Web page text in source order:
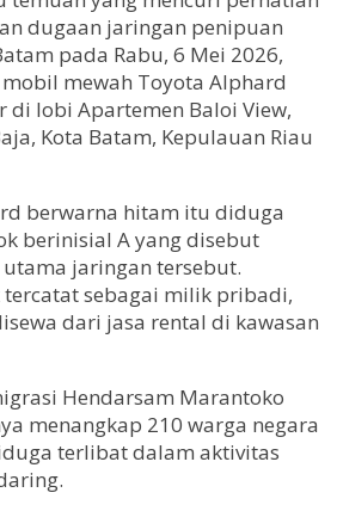
dugaan jaringan penipuan
pada Rabu, 6 Mei 2026,
mewah Toyota Alphard
di lobi Apartemen Baloi View,
Kota Batam, Kepulauan Riau
berwarna hitam itu diduga
berinisial A yang disebut
jaringan tersebut.
sebagai milik pribadi,
dari jasa rental di kawasan
Hendarsam Marantoko
menangkap 210 warga negara
terlibat dalam aktivitas